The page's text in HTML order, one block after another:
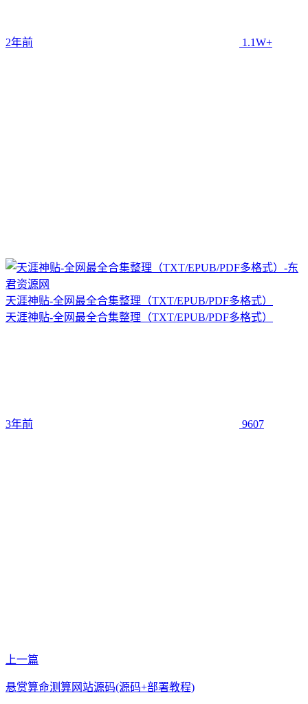
2年前 1.1W+
天涯神贴-全网最全合集整理（TXT/EPUB/PDF多格式）
天涯神贴-全网最全合集整理（TXT/EPUB/PDF多格式）
3年前 9607
上一篇
悬赏算命测算网站源码(源码+部署教程)